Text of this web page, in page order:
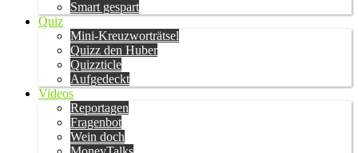
Smart gespart
Quiz
Mini-Kreuzworträtsel
Quizz den Huber
Quizzticle
Aufgedeckt
Videos
Reportagen
Fragenbot
Wein doch